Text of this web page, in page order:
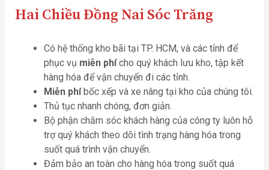
Hai Chiều Đồng Nai Sóc Trăng
Có hệ thống kho bãi tại TP. HCM, và các tỉnh để
phục vụ miễn phícho quý khách lưu kho, tập kết
hàng hóa để vận chuyển đi các tỉnh.
Miễn phíbốc xếp và xe nâng tại kho của chúng tôi.
Thủ tục nhanh chóng, đơn giản.
Bộ phận chăm sóc khách hàng của công ty luôn hỗ
trợ quý khách theo dõi tình trạng hàng hóa trong
suốt quá trình vận chuyển.
Đảm bảo an toàn cho hàng hóa trong suốt quá